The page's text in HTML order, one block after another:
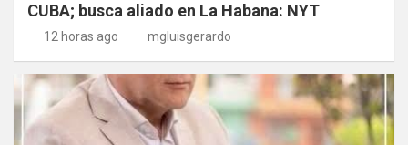
CUBA; busca aliado en La Habana: NYT
12 horas ago mgluisgerardo